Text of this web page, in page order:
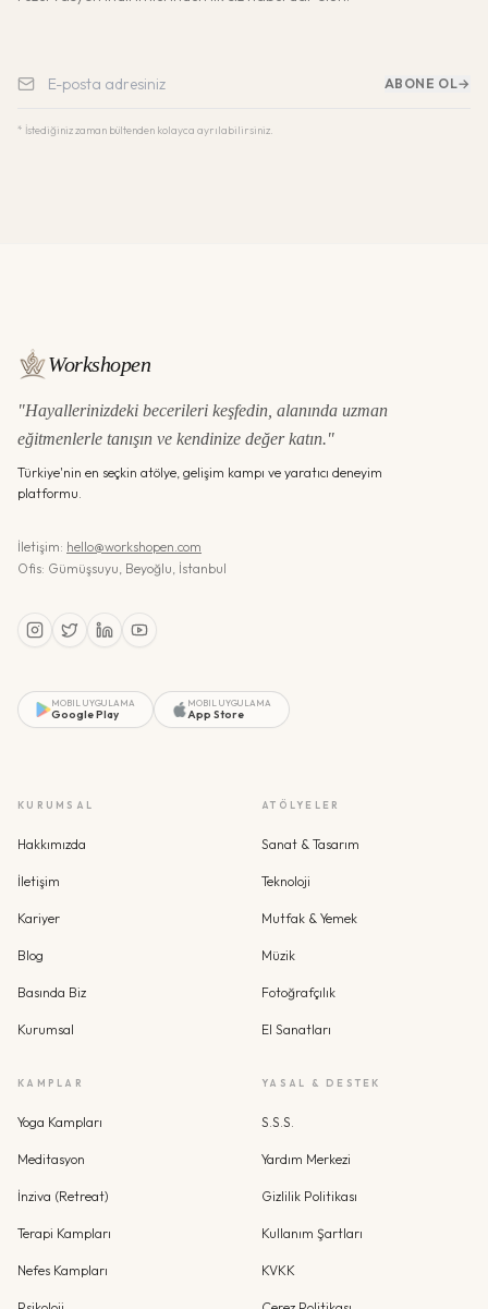
ABONE OL→
* İstediğiniz zaman bültenden kolayca ayrılabilirsiniz.
Workshopen
"Hayallerinizdeki becerileri keşfedin, alanında uzman
eğitmenlerle tanışın ve kendinize değer katın."
Türkiye'nin en seçkin atölye, gelişim kampı ve yaratıcı deneyim
platformu.
İletişim: hello@workshopen.com
Ofis: Gümüşsuyu, Beyoğlu, İstanbul
MOBIL UYGULAMA
Google Play
MOBIL UYGULAMA
App Store
KURUMSAL
Hakkımızda
İletişim
Kariyer
Blog
Basında Biz
Kurumsal
ATÖLYELER
Sanat & Tasarım
Teknoloji
Mutfak & Yemek
Müzik
Fotoğrafçılık
El Sanatları
KAMPLAR
Yoga Kampları
Meditasyon
İnziva (Retreat)
Terapi Kampları
Nefes Kampları
YASAL & DESTEK
S.S.S.
Yardım Merkezi
Gizlilik Politikası
Kullanım Şartları
KVKK